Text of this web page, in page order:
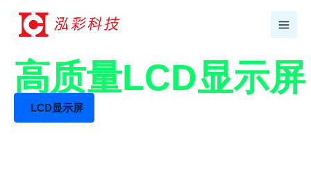
17年+专业LCD工厂
高质量LCD显示
LCD显示屏